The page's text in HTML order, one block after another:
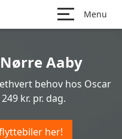
Menu
Aaby
behov hos Oscar
kr. pr. dag.
her!